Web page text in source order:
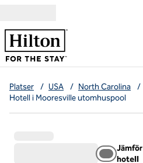
Platser / USA / North Carolina /
Hotell i Mooresville utomhuspool
Jämför
hotell